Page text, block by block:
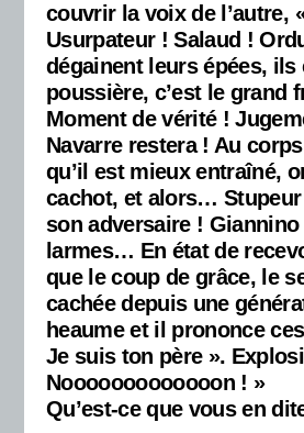
couvrir la voix de l’autre,
Usurpateur ! Salaud !
dégainent leurs épées,
poussière, c’est le grand
Moment de vérité !
Navarre restera ! Au
qu’il est mieux entraîné,
cachot, et alors…
son adversaire !
larmes… En état de
que le coup de grâce, le
cachée depuis une
heaume et il prononce
Je suis ton père ».
Nooooooooooooon ! »
Qu’est-ce que vous en